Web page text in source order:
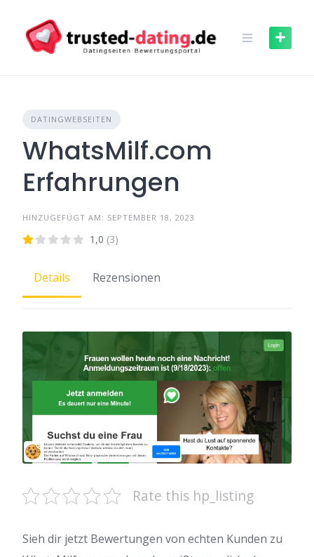
content
DATINGWEBSEITEN
WhatsMilf.com
Erfahrungen
HINZUGEFÜGT AM: SEPTEMBER 18, 2023
1,0 (3)
Details Rezensionen
Rate this hp_listing
Sieh dir jetzt Bewertungen von echten Kunden zu